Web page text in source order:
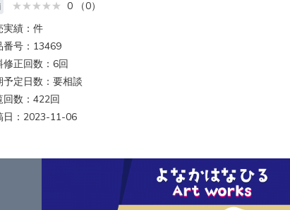
0 （0）
実績：件
番号：13469
修正回数：6回
予定日数：要相談
回数：422回
日：2023-11-06